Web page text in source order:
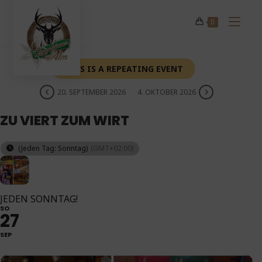
springen
0
THIS IS A REPEATING EVENT
20. SEPTEMBER 2026 4. OKTOBER 2026
ZU VIERT ZUM WIRT
(Jeden Tag: Sonntag) (GMT+02:00)
JEDEN SONNTAG!
SO
27
SEP